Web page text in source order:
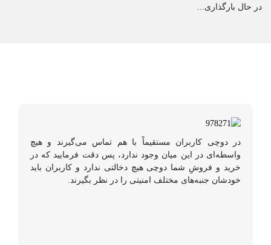
در حال بارگذاری...
در دوچی کاربران مستقیماً با هم تماس می‌گیرند و هیچ
واسطه‌ای در این میان وجود ندارد، پس دقت فرمایید که در
خرید و فروشِ شما دوچی هیچ دخالتی ندارد و کاربران باید
خودشان جنبه‌های مختلف امنیتی را در نظر بگیرند.